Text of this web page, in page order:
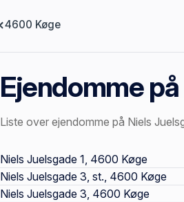
4600 Køge
Ejendomme
Liste over ejendomme på Niels
Offentlige
Niels Juelsgade 1, 4600 Køge
Niels Juelsgade 3, st., 4600 Køge
Niels Juelsgade 3, 4600 Køge